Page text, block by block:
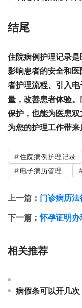
结尾
住院病例护理记录
影响患者的安全和
者护理流程、引入
量，改善患者体验
保护，也能为医患
为您的护理工作带来
住院病例护理记录
电子病历管理
上一篇： 门诊病历法
下一篇：怀孕证明
相关推荐
病假条可以开几